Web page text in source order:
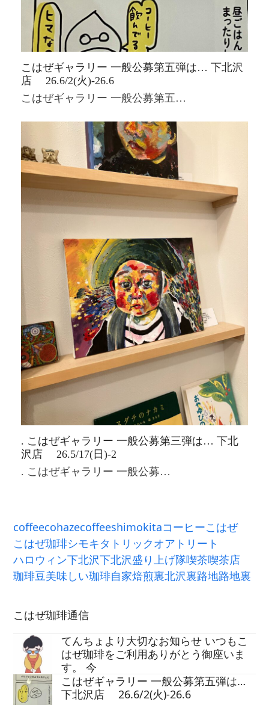
こはぜギャラリー 一般公募第五弾は… 下北沢
店 26.6/2(火)-26.6
こはぜギャラリー 一般公募第五…
. こはぜギャラリー 一般公募第三弾は… 下北
沢店 26.5/17(日)-2
. こはぜギャラリー 一般公募…
coffeecohazecoffeeshimokitaコーヒーこはぜ
こはぜ珈琲シモキタ トリックオアトリート
ハロウィン下北沢下北沢盛り上げ隊喫茶喫茶店
珈琲豆美味しい珈琲自家焙煎裏北沢裏路地路地裏
こはぜ珈琲通信
てんちょより大切なお知らせ いつもこ
はぜ珈琲をご利用ありがとう御座いま
す。 今
こはぜギャラリー 一般公募第五弾は…
下北沢店 26.6/2(火)-26.6